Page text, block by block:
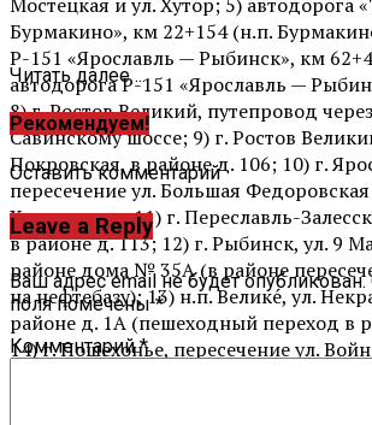
Бурмакино», км 22+154 (н.п.
Р-151 «Ярославль — Рыбинск», км
автодорога Р-151 «Ярославль —
8) г. Ростов Великий, путепровод
Савинскому шоссе; 9) г. Ростов
Покровская, в районе д. 106; 10) г.
пересечение ул. Большая
Химическая; 11) г. Переславль-
в районе д. 113; 12) г. Рыбинск, ул. 9
районе дома № 35А (в районе
на нефтебазу); 13) н.п. Велике́, ул.
районе д. 1А (пешеходный переход в
14) г. Пошехонье, пересечение ул.
Преображенского; 15) автодорога
Караш — Заозерье — Пречистое» (н.п.
Читать далее ...
Рекомендуем!
Оставить комментарий
Leave a Reply
Ваш адрес email не будет опубликован.
поля помечены*
Комментарий*